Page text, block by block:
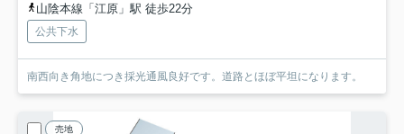
山陰本線「江原」駅 徒歩22分
公共下水
南西向き角地につき採光通風良好です。道路とほぼ平坦になります。
売地